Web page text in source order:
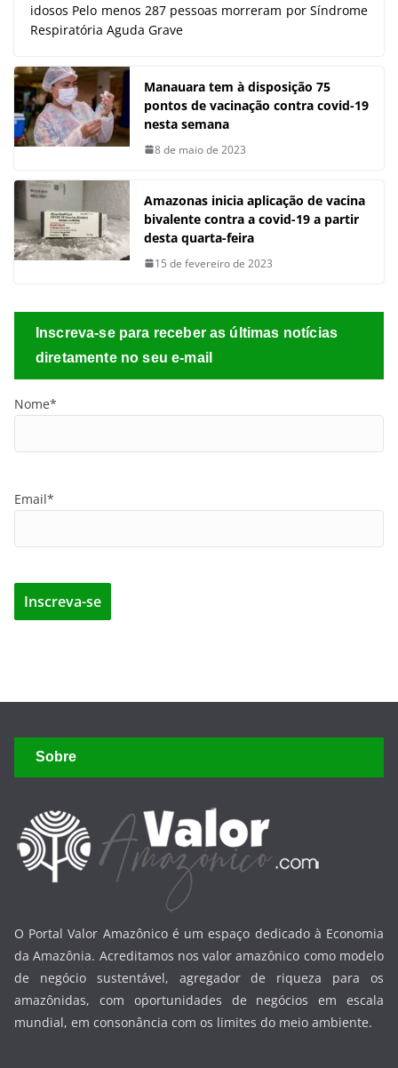
idosos Pelo menos 287 pessoas morreram por Síndrome
Respiratória Aguda Grave
Manauara tem à disposição 75
pontos de vacinação contra covid-19
nesta semana
8 de maio de 2023
Amazonas inicia aplicação de vacina
bivalente contra a covid-19 a partir
desta quarta-feira
15 de fevereiro de 2023
Inscreva-se para receber as últimas notícias
diretamente no seu e-mail
Nome*
Email*
Sobre
O Portal Valor Amazônico é um espaço dedicado à Economia
da Amazônia. Acreditamos nos valor amazônico como modelo
de negócio sustentável, agregador de riqueza para os
amazônidas, com oportunidades de negócios em escala
mundial, em consonância com os limites do meio ambiente.